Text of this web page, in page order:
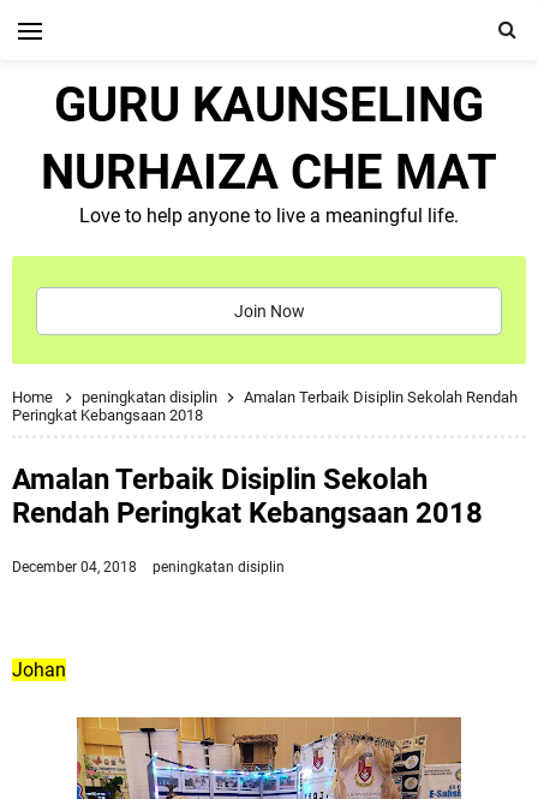
GURU KAUNSELING
NURHAIZA CHE MAT
Love to help anyone to live a meaningful life.
Join Now
Home peningkatan disiplin
Amalan Terbaik Disiplin Sekolah Rendah
Peringkat Kebangsaan 2018
Amalan Terbaik Disiplin Sekolah
Rendah Peringkat Kebangsaan 2018
December 04, 2018 peningkatan disiplin
Johan